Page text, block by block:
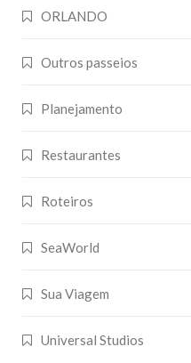
ORLANDO
Outros passeios
Planejamento
Restaurantes
Roteiros
SeaWorld
Sua Viagem
Universal Studios